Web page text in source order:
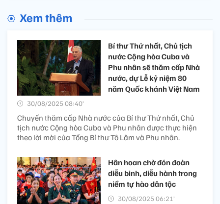
Xem thêm
Bí thư Thứ nhất, Chủ tịch
nước Cộng hòa Cuba và
Phu nhân sẽ thăm cấp Nhà
nước, dự Lễ kỷ niệm 80
năm Quốc khánh Việt Nam
30/08/2025 08:40’
Chuyến thăm cấp Nhà nước của Bí thư Thứ nhất, Chủ
tịch nước Cộng hòa Cuba và Phu nhân được thực hiện
theo lời mời của Tổng Bí thư Tô Lâm và Phu nhân.
Hân hoan chờ đón đoàn
diễu binh, diễu hành trong
niềm tự hào dân tộc
30/08/2025 06:21’